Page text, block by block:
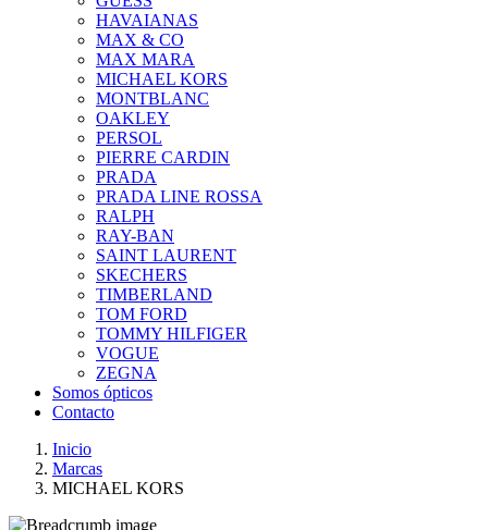
HAVAIANAS
MAX & CO
MAX MARA
MICHAEL KORS
MONTBLANC
OAKLEY
PERSOL
PIERRE CARDIN
PRADA
PRADA LINE ROSSA
RALPH
RAY-BAN
SAINT LAURENT
SKECHERS
TIMBERLAND
TOM FORD
TOMMY HILFIGER
VOGUE
ZEGNA
Somos ópticos
Contacto
Inicio
Marcas
MICHAEL KORS